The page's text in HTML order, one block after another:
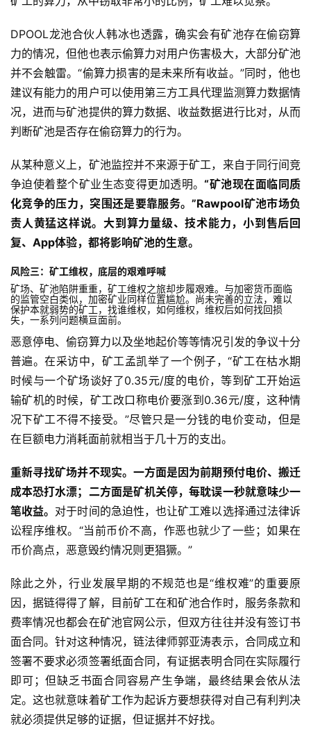
DPOOL龙池合伙人韩冰也透露，确实会有矿池存在偷窃算
力的情况，但他也表示偷算力对用户伤害极大，大部分矿池
并不会触雷。“偷算力损害的是未来所有收益。”同时，他也
建议有能力的用户可以使用第三方工具代理监测算力数据情
况，进而与矿池提供的算力数据、收益数据进行比对，从而
判断矿池是否存在偷窃算力的行为。
从某种意义上，矿池监控并不来源于矿工，来自于同行间竞
争迫使着整个矿业生态变得更加透明。“矿池现在面临同质
化竞争的压力，突围还是要靠服务。”Rawpool矿池市场负
责人黄猛这样说。大到算力量级、技术能力，小到售后回
复、App体验，都将影响矿池的生意。
风险三：矿工维权，底层的艰难呼喊
矿场、矿池陷阱重重，矿工维权之旅却步履艰难。与加密货币面临
的监管空白类似，加密矿业同样位置尴尬。尚未完善的立法，难以
保护本就弱势的矿工，找谁维权，如何维权，维权后如何找回损
失，一系列问题横亘面前。
恶意停电、偷窃算力以及坐地起价等等情况引发的争议十分
普遍。在采访中，矿工孟凯举了一个例子，“矿工在枯水期
时候与一个矿场谈好了0.35元/度的电价，等到矿工开始运
输矿机的时候，矿工改口称电价要涨到0.36元/度，这种情
况下矿工不得不接受。”尽管只是一分钱的电价变动，但是
在巨额电力消耗面前就相当于几十万的支出。
重新寻找矿场并不现实。一方面是因为前期预付电价、搬迁
成本恐打水漂；二方面是矿机关停，每耽误一秒就意味少一
笔收益。 对于时间的急迫性，也让矿工难以选择通过法律诉
讼程序维权。“当前币价不高，作恶也就少了一些；如果在
币价高点，恶意毁约情况则更猖獗。”
除此之外，行业发展早期的不规范也是“维权难”的重要原
因，据链得得了解，目前矿工在和矿池合作时，服务条款和
费率情况也都会在矿池官网公示，但双方往往并没有签订书
面合同。针对这种情况，链法律师郭亚涛表示，合同成立和
签署不要求必须签署纸面合同，有证据表明合同在实际履行
即可；但缺乏书面合同容易产生争端，最终结果会依从法
定。这也就意味着矿工作为起诉方要想获得对自己有利判决
就必须提供足够的证据，但证据并不好找。